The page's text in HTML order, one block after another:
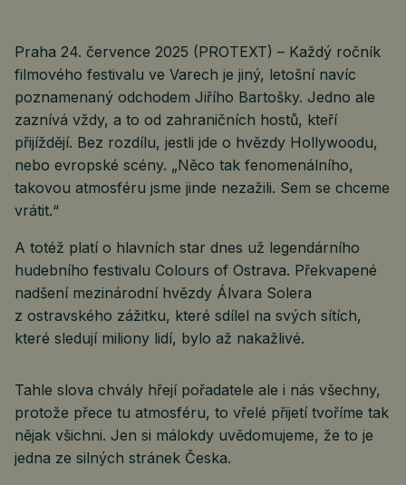
Praha 24. července 2025 (PROTEXT) – Každý ročník
filmového festivalu ve Varech je jiný, letošní navíc
poznamenaný odchodem Jiřího Bartošky. Jedno ale
zaznívá vždy, a to od zahraničních hostů, kteří
přijíždějí. Bez rozdílu, jestli jde o hvězdy Hollywoodu,
nebo evropské scény. „Něco tak fenomenálního,
takovou atmosféru jsme jinde nezažili. Sem se chceme
vrátit.“
A totéž platí o hlavních star dnes už legendárního
hudebního festivalu Colours of Ostrava. Překvapené
nadšení mezinárodní hvězdy Álvara Solera
z ostravského zážitku, které sdílel na svých sítích,
které sledují miliony lidí, bylo až nakažlivé.
Tahle slova chvály hřejí pořadatele ale i nás všechny,
protože přece tu atmosféru, to vřelé přijetí tvoříme tak
nějak všichni. Jen si málokdy uvědomujeme, že to je
jedna ze silných stránek Česka.